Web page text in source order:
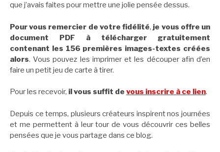
que j’avais faites pour mettre une jolie pensée dessus.
Pour vous remercier de votre fidélité, je vous offre un
document PDF à télécharger gratuitement
contenant les 156 premières images-textes créées
alors. Vous pouvez les imprimer et les découper afin d’en
faire un petit jeu de carte à tirer.
Pour les recevoir, il vous suffit de vous inscrire à ce lien.
Depuis ce temps, plusieurs créateurs inspirent nos journées
et me permettent à leur tour de vous découvrir ces belles
pensées que je vous partage dans ce blog.